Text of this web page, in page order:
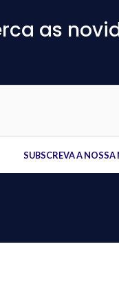
as